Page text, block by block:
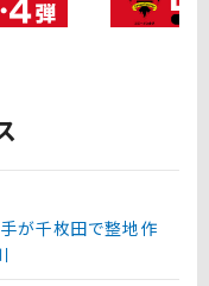
手が千枚田で整地作